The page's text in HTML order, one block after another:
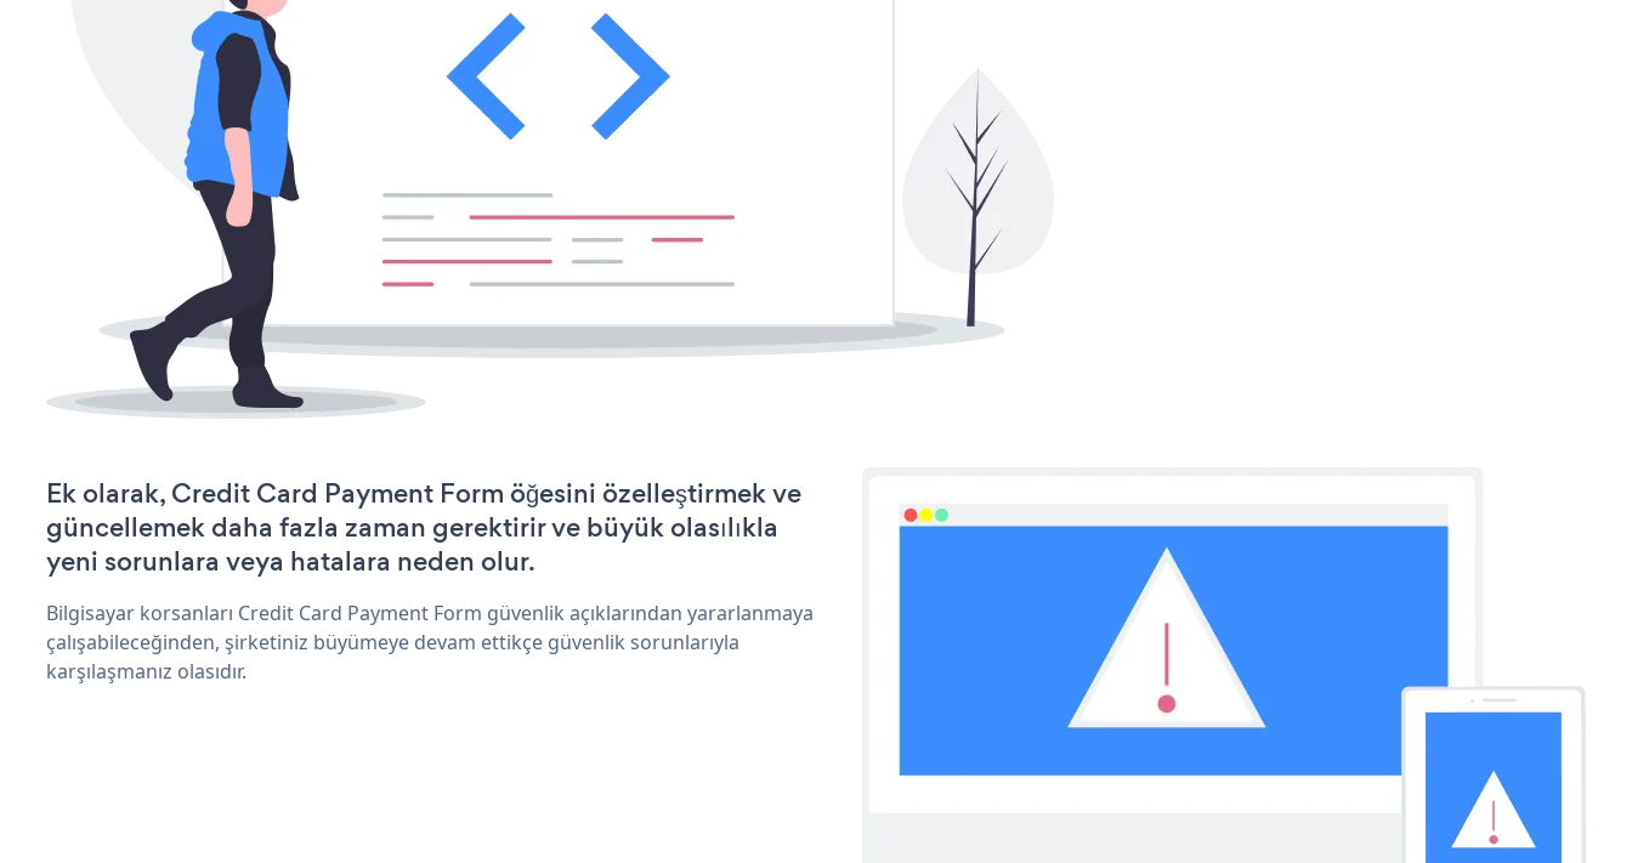
Ek olarak, Credit Card Payment Form öğesini özelleştirmek ve
güncellemek daha fazla zaman gerektirir ve büyük olasılıkla
yeni sorunlara veya hatalara neden olur.
Bilgisayar korsanları Credit Card Payment Form güvenlik açıklarından yararlanmaya
çalışabileceğinden, şirketiniz büyümeye devam ettikçe güvenlik sorunlarıyla
karşılaşmanız olasıdır.